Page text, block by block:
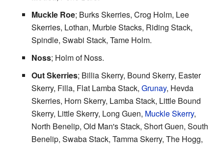
Muckle Roe; Burks Skerries, Crog Holm, Lee
Skerries, Lothan, Murbie Stacks, Riding Stack,
Spindle, Swabi Stack, Tame Holm.
Noss; Holm of Noss.
Out Skerries; Billia Skerry, Bound Skerry, Easter
Skerry, Filla, Flat Lamba Stack, Grunay, Hevda
Skerries, Horn Skerry, Lamba Stack, Little Bound
Skerry, Little Skerry, Long Guen, Muckle Skerry,
North Benelip, Old Man's Stack, Short Guen, South
Benelip, Swaba Stack, Tamma Skerry, The Hogg,